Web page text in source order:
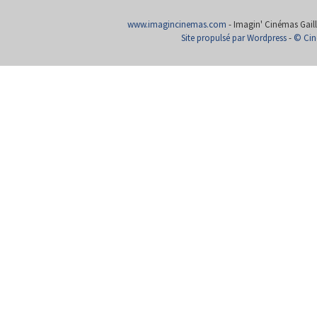
www.imagincinemas.com - Imagin' Cinémas
Site propulsé par Wordpress- ©